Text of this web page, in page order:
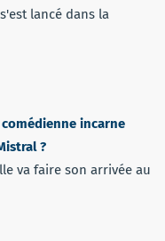
lancé dans la
incarne
?
va faire son arrivée au